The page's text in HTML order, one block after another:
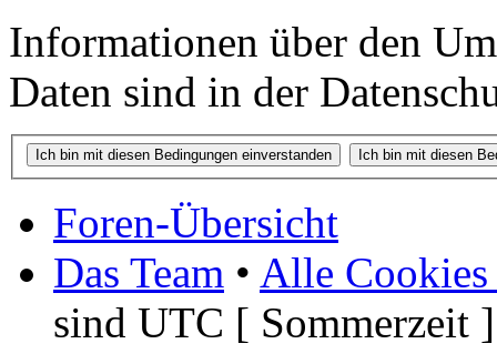
Informationen über den
Daten sind in der
Foren-Übersicht
Das Team • Alle Cookies
sind UTC [ Sommerzeit ]